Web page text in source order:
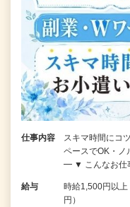
仕事内容
スキマ時間にコ
ペースでOK
━ ▼ こんなお
給与
時給1,500円以
円）